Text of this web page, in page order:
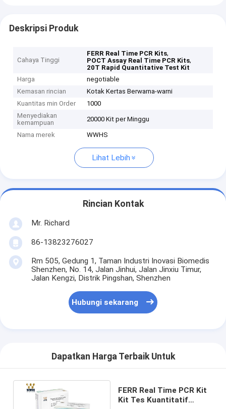
Deskripsi Produk
Cahaya Tinggi
FERR Real Time PCR Kits,
POCT Assay Real Time PCR Kits,
20T Rapid Quantitative Test Kit
Harga
negotiable
Kemasan rincian
Kotak Kertas Berwarna-warni
Kuantitas min Order
1000
Menyediakan
kemampuan
20000 Kit per Minggu
Nama merek WWHS
Lihat Lebih
Rincian Kontak
Mr. Richard
86-13823276027
Rm 505, Gedung 1, Taman Industri Inovasi Biomedis
Shenzhen, No. 14, Jalan Jinhui, Jalan Jinxiu Timur,
Jalan Kengzi, Distrik Pingshan, Shenzhen
Hubungi sekarang
Dapatkan Harga Terbaik Untuk
FERR Real Time PCR Kit
Kit Tes Kuantitatif